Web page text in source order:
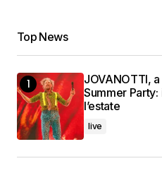
Top News
JOVANOTTI,
Summer
l’estate
live